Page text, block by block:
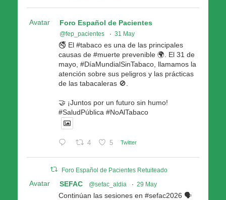
Avatar Foro Español de Pacientes
@fep_pacientes · 31 May
🚭 El #tabaco es una de las principales
causas de #muerte prevenible 🌍. El 31 de
mayo, #DíaMundialSinTabaco, llamamos la
atención sobre sus peligros y las prácticas
de las tabacaleras 🚫.
🤝 ¡Juntos por un futuro sin humo!
#SaludPública #NoAlTabaco
4 5 Twitter
Foro Español de Pacientes Retuiteado
Avatar SEFAC @sefac_aldia · 29 May
Continúan las sesiones en #sefac2026 🗣️